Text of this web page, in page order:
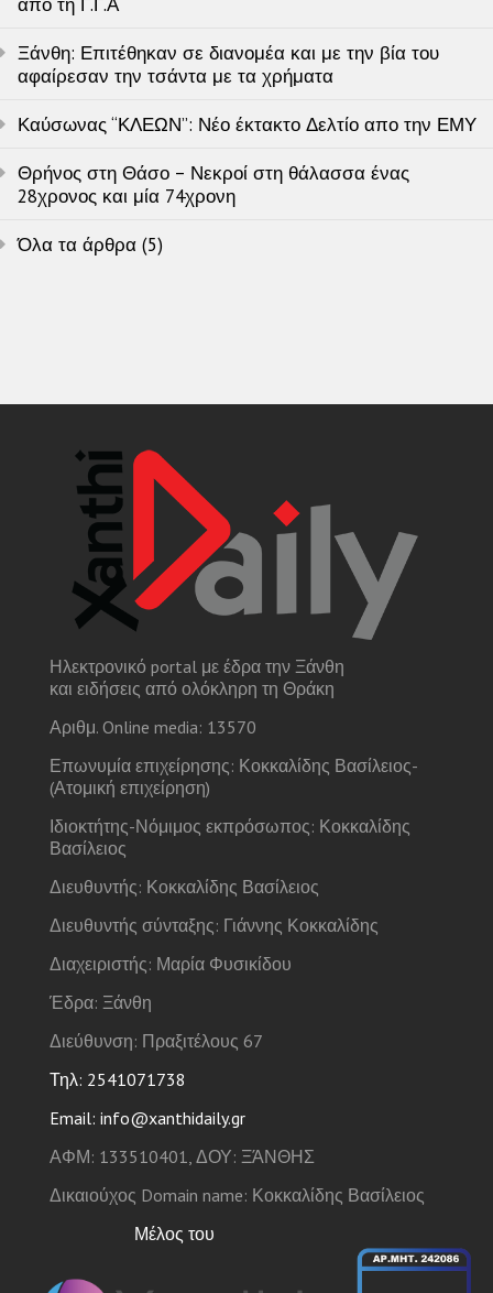
Ξάνθη: Επιτέθηκαν σε διανομέα και με την βία του
αφαίρεσαν την τσάντα με τα χρήματα
Καύσωνας “ΚΛΕΩΝ”: Νέο έκτακτο Δελτίο απο την ΕΜΥ
Θρήνος στη Θάσο – Νεκροί στη θάλασσα ένας
28χρονος και μία 74χρονη
Όλα τα άρθρα (5)
Ηλεκτρονικό portal με έδρα την Ξάνθη
και ειδήσεις από ολόκληρη τη Θράκη
Αριθμ. Online media: 13570
Επωνυμία επιχείρησης: Κοκκαλίδης Βασίλειος-
(Ατομική επιχείρηση)
Ιδιοκτήτης-Νόμιμος εκπρόσωπος: Κοκκαλίδης
Βασίλειος
Διευθυντής: Κοκκαλίδης Βασίλειος
Διευθυντής σύνταξης: Γιάννης Κοκκαλίδης
Διαχειριστής: Μαρία Φυσικίδου
Έδρα: Ξάνθη
Διεύθυνση: Πραξιτέλους 67
Τηλ: 2541071738
Email: info@xanthidaily.gr
ΑΦΜ: 133510401, ΔΟΥ: ΞΆΝΘΗΣ
Δικαιούχος Domain name: Κοκκαλίδης Βασίλειος
Μέλος του